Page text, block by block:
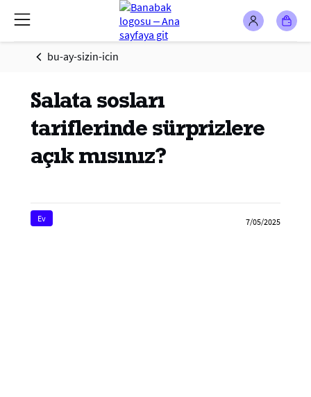
bu-ay-sizin-icin
Salata sosları
tariflerinde sürprizlere
açık mısınız?
Ev 7/05/2025